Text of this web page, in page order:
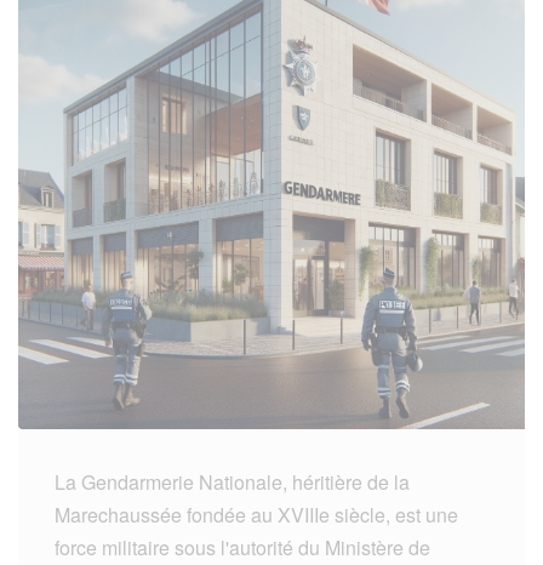
La Gendarmerie Nationale, héritière de la
Marechaussée fondée au XVIIIe siècle, est une
force militaire sous l'autorité du Ministère de